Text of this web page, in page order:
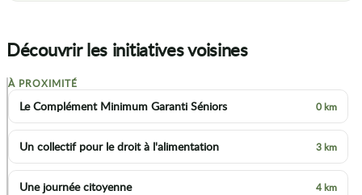
Découvrir les initiatives voisines
+
−
À PROXIMITÉ
Le Complément Minimum Garanti Séniors 0 km
Un collectif pour le droit à l'alimentation 3 km
Une journée citoyenne 4 km